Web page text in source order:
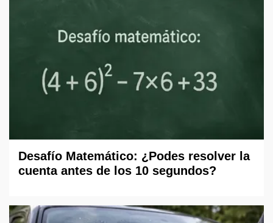
Desafío Matemático: ¿Podes resolver la
cuenta antes de los 10 segundos?